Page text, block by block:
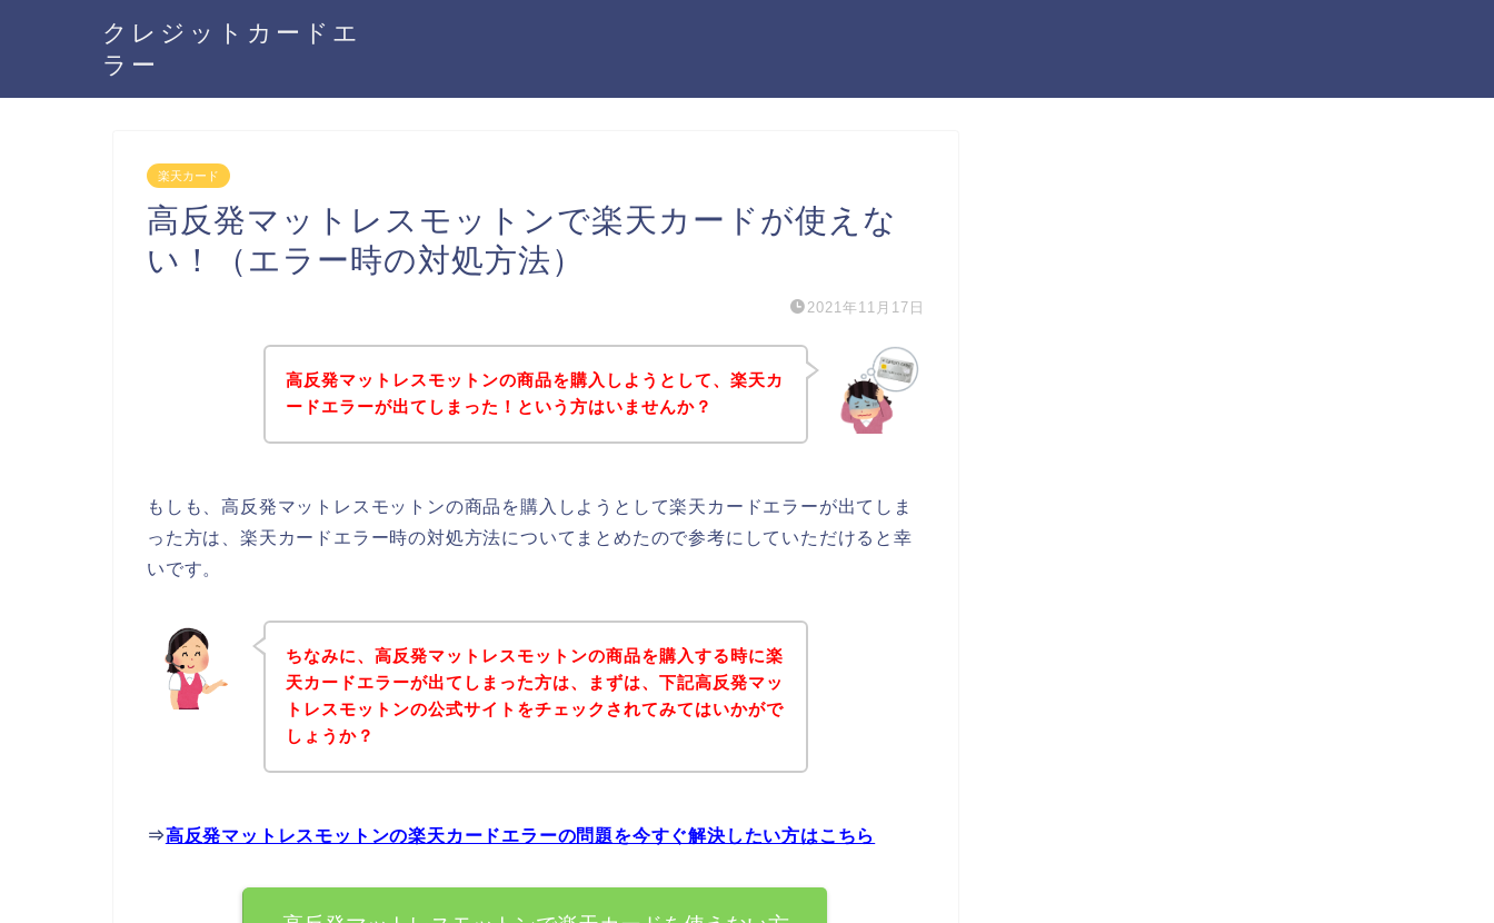
クレジットカードエ
ラー
楽天カード
高反発マットレスモットンで楽天カードが使えな
い！（エラー時の対処方法）
2021年11月17日
高反発マットレスモットンの商品を購入しようとして、楽天カ
ードエラーが出てしまった！という方はいませんか？
もしも、高反発マットレスモットンの商品を購入しようとして楽天カードエラーが出てしま
った方は、楽天カードエラー時の対処方法についてまとめたので参考にしていただけると幸
いです。
ちなみに、高反発マットレスモットンの商品を購入する時に楽
天カードエラーが出てしまった方は、まずは、下記高反発マッ
トレスモットンの公式サイトをチェックされてみてはいかがで
しょうか？
⇒高反発マットレスモットンの楽天カードエラーの問題を今すぐ解決したい方はこちら